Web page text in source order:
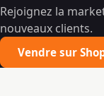
Rejoignez la
nouveaux clients.
Vendre sur